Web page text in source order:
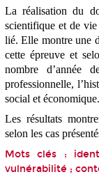
La réalisation du
scientifique et de
lié. Elle montre une
cette épreuve et
nombre d’année
professionnelle,
social et économique.
Les résultats
selon les cas
Mots clés :
vulnérabilité ;